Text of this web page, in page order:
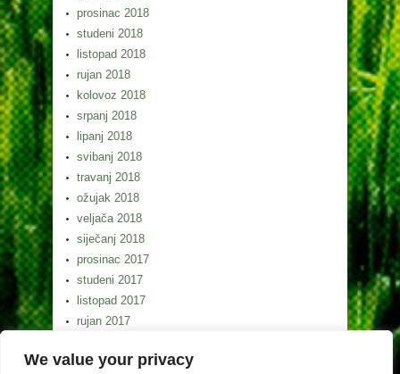
We value your privacy
prosinac 2018
studeni 2018
listopad 2018
rujan 2018
kolovoz 2018
srpanj 2018
lipanj 2018
svibanj 2018
travanj 2018
ožujak 2018
veljača 2018
siječanj 2018
prosinac 2017
studeni 2017
listopad 2017
rujan 2017
srpanj 2017